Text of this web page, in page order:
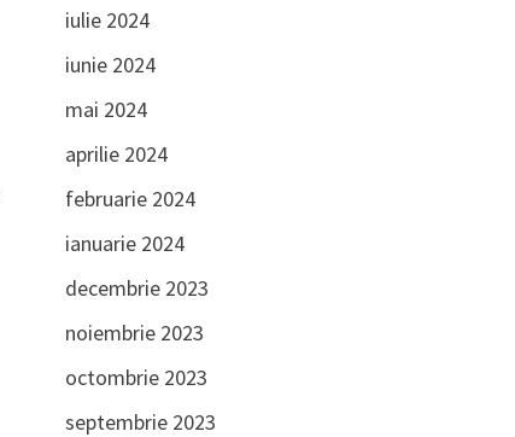
iulie 2024
iunie 2024
mai 2024
aprilie 2024
februarie 2024
ianuarie 2024
decembrie 2023
noiembrie 2023
octombrie 2023
septembrie 2023